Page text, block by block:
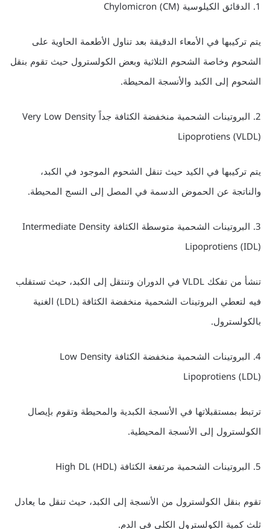
1. الدقائق الكيلوسية Chylomicron (CM)
يتم تركيبها في الأمعاء الدقيقة بعد تناول الأطعمة الحاوية على
الشحوم وخاصة الشحوم الثلاثية وبعض الكولسترول حيث تقوم بنقل
الشحوم إلى الكبد والأنسجة المحيطة.
2. البروتينات الشحمية منخفضة الكثافة جداً Very Low Density
Lipoprotiens (VLDL)
يتم تركيبها في الكيد حيث تنقل الشحوم الموجود في الكبد،
والناتجة عن الحموض الدسمة في المصل إلى النسج المحيطة.
3. البروتينات الشحمية متوسطة الكثافة Intermediate Density
Lipoprotiens (IDL)
تنشأ من تفكك VLDL في الدوران وتنتقل إلى الكبد، حيث تستقلب
فيه لتعطي البروتينات الشحمية منخفضة الكثافة (LDL) الغنية
بالكولسترول.
4. البروتينات الشحمية منخفضة الكثافة Low Density
Lipoprotiens (LDL)
ترتبط بمستقبلاتها في الأنسجة الكبدية والمحيطة وتقوم بإيصال
الكولسترول إلى الأنسجة المحيطية.
5. البروتينات الشحمية مرتفعة الكثافة High DL (HDL)
تقوم بنقل الكولسترول من الأنسجة إلى الكبد، حيث تنقل ما يعادل
ثلث كمية الكولسترول الكلي في الدم.